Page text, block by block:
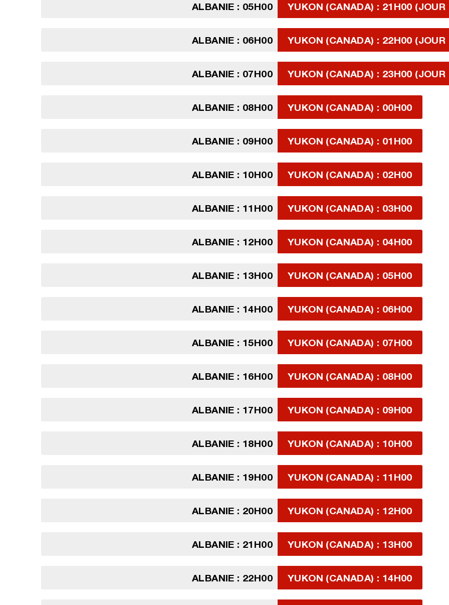
ALBANIE : 05H00 YUKON (CANADA) : 21H00 (JOUR
ALBANIE : 06H00 YUKON (CANADA) : 22H00 (JOUR
ALBANIE : 07H00 YUKON (CANADA) : 23H00 (JOUR
ALBANIE : 08H00 YUKON (CANADA) : 00H00
ALBANIE : 09H00 YUKON (CANADA) : 01H00
ALBANIE : 10H00 YUKON (CANADA) : 02H00
ALBANIE : 11H00 YUKON (CANADA) : 03H00
ALBANIE : 12H00 YUKON (CANADA) : 04H00
ALBANIE : 13H00 YUKON (CANADA) : 05H00
ALBANIE : 14H00 YUKON (CANADA) : 06H00
ALBANIE : 15H00 YUKON (CANADA) : 07H00
ALBANIE : 16H00 YUKON (CANADA) : 08H00
ALBANIE : 17H00 YUKON (CANADA) : 09H00
ALBANIE : 18H00 YUKON (CANADA) : 10H00
ALBANIE : 19H00 YUKON (CANADA) : 11H00
ALBANIE : 20H00 YUKON (CANADA) : 12H00
ALBANIE : 21H00 YUKON (CANADA) : 13H00
ALBANIE : 22H00 YUKON (CANADA) : 14H00